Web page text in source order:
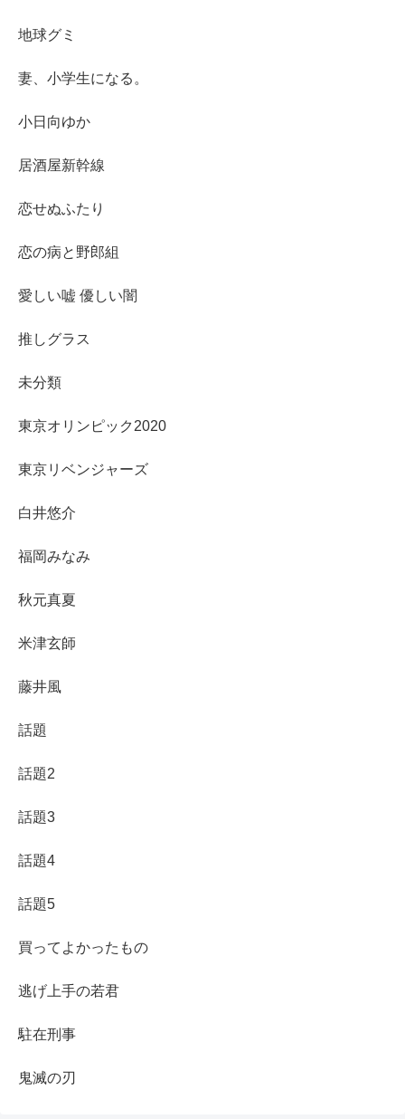
地球グミ
妻、小学生になる。
小日向ゆか
居酒屋新幹線
恋せぬふたり
恋の病と野郎組
愛しい嘘 優しい闇
推しグラス
未分類
東京オリンピック2020
東京リベンジャーズ
白井悠介
福岡みなみ
秋元真夏
米津玄師
藤井風
話題
話題2
話題3
話題4
話題5
買ってよかったもの
逃げ上手の若君
駐在刑事
鬼滅の刃